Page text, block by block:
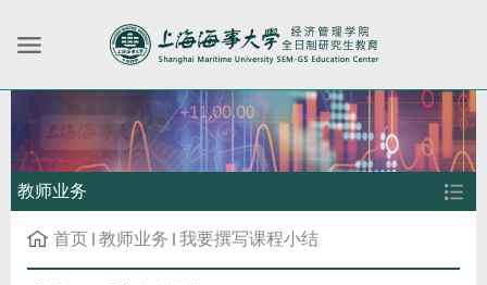
教师业务
首页 教师业务 我要撰写课程小结